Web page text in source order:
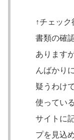
↑チェッ
書類の確
あります
んばかり
疑うわけ
使ってい
サイトに
プを見込